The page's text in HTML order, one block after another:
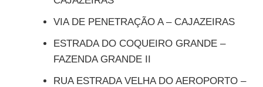
VIA DE PENETRAÇÃO A – CAJAZEIRAS
ESTRADA DO COQUEIRO GRANDE –
FAZENDA GRANDE II
RUA ESTRADA VELHA DO AEROPORTO –